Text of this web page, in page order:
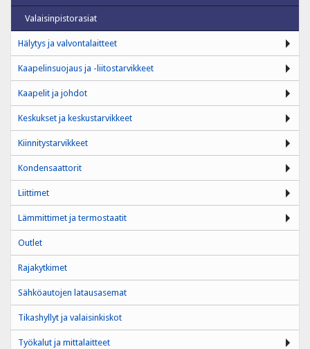
Valaisinpistorasiat
Hälytys ja valvontalaitteet
Kaapelinsuojaus ja -liitostarvikkeet
Kaapelit ja johdot
Keskukset ja keskustarvikkeet
Kiinnitystarvikkeet
Kondensaattorit
Liittimet
Lämmittimet ja termostaatit
Outlet
Rajakytkimet
Sähköautojen latausasemat
Tikashyllyt ja valaisinkiskot
Työkalut ja mittalaitteet